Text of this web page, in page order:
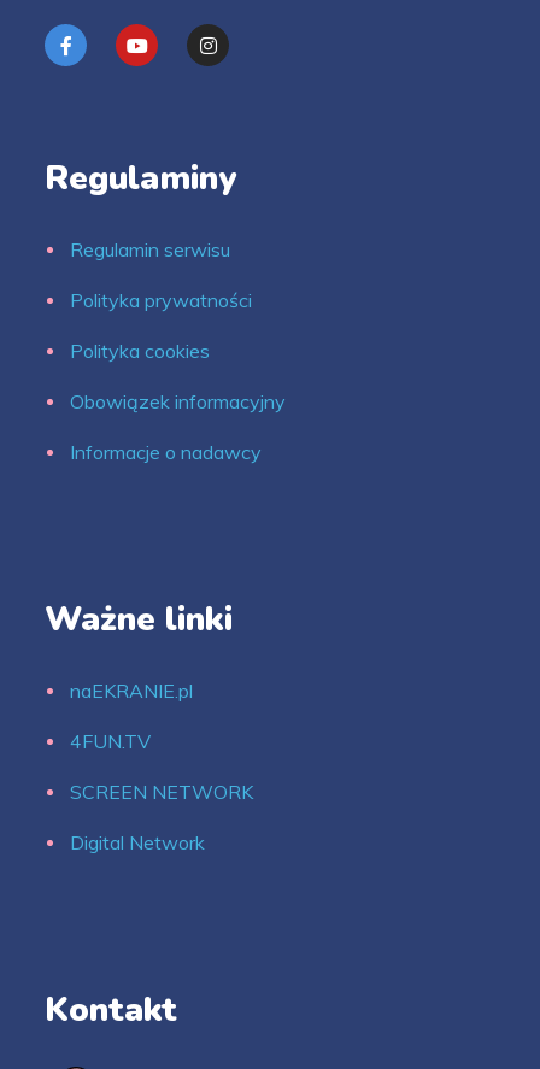
Regulaminy
Regulamin serwisu
Polityka prywatności
Polityka cookies
Obowiązek informacyjny
Informacje o nadawcy
Ważne linki
naEKRANIE.pl
4FUN.TV
SCREEN NETWORK
Digital Network
Kontakt